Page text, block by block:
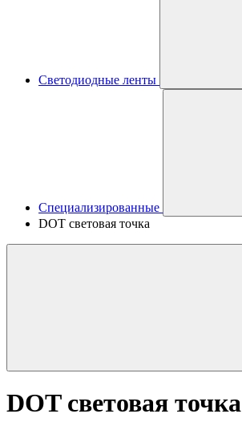
Светодиодные ленты
Специализированные
DOT световая точка
DOT световая точка